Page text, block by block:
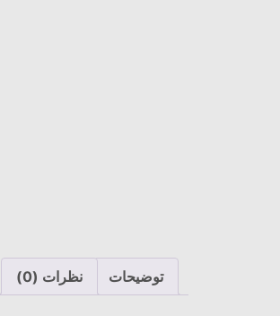
توضیحات نظرات (0)